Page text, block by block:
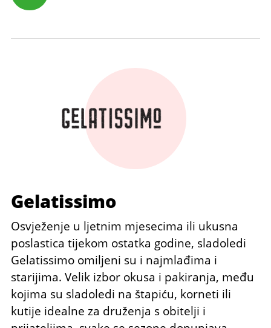
Gelatissimo
Osvježenje u ljetnim mjesecima ili ukusna
poslastica tijekom ostatka godine, sladoledi
Gelatissimo omiljeni su i najmlađima i
starijima. Velik izbor okusa i pakiranja, među
kojima su sladoledi na štapiću, korneti ili
kutije idealne za druženja s obitelji i